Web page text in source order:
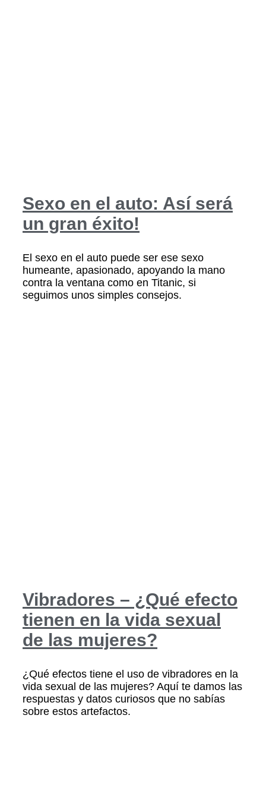
Sexo en el auto: Así será
un gran éxito!
El sexo en el auto puede ser ese sexo
humeante, apasionado, apoyando la mano
contra la ventana como en Titanic, si
seguimos unos simples consejos.
Vibradores – ¿Qué efecto
tienen en la vida sexual
de las mujeres?
¿Qué efectos tiene el uso de vibradores en la
vida sexual de las mujeres? Aquí te damos las
respuestas y datos curiosos que no sabías
sobre estos artefactos.